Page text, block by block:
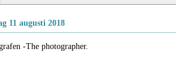
11 augusti 2018
-The photographer.